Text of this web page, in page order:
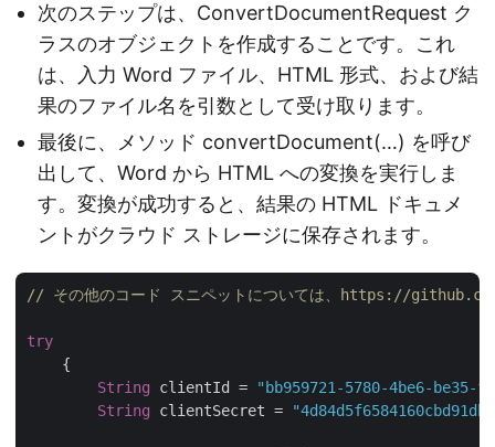
次のステップは、ConvertDocumentRequest ク
ラスのオブジェクトを作成することです。これ
は、入力 Word ファイル、HTML 形式、および結
果のファイル名を引数として受け取ります。
最後に、メソッド convertDocument(…) を呼び
出して、Word から HTML への変換を実行しま
す。変換が成功すると、結果の HTML ドキュメ
ントがクラウド ストレージに保存されます。
// その他のコード スニペットについては、https://
try
    {
String clientId =
"bb959721-5780-4be6-be35-
String clientSecret =